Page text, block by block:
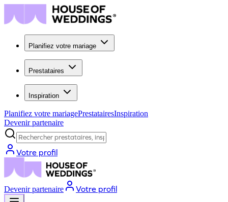
Planifiez votre mariage
Prestataires
Inspiration
Planifiez votre mariagePrestatairesInspiration
Devenir partenaire
Rechercher prestataires, inspiration...
Votre profil
Devenir partenaire Votre profil